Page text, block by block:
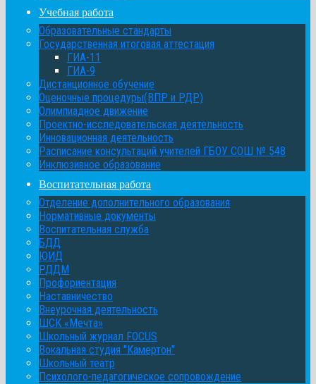
Учебная работа
Образовательные стандарты
Государственная итоговая аттестация
ГИА-11
ГИА-9
Дистанционное обучение
Оценочные процедуры(ВПР и РДР)
Олимпиадное движение
Проектно-исследовательская деятельность
Инновационная деятельность
Расписание консультаций учителей ГБОУ СОШ № 548
Инклюзивное образование
Воспитательная работа
Отделение дополнительного образования
Нормативные документы
Воспитательная служба
БДД
ЮИД
РДДМ
Профориентация
Наставничество
Внеурочная деятельность
ШСК «Мечта»
Школьный журнал FOCUS
Вокальная студия "Камертон"
Школьный театр
Психолого-педагогическое сопровождение